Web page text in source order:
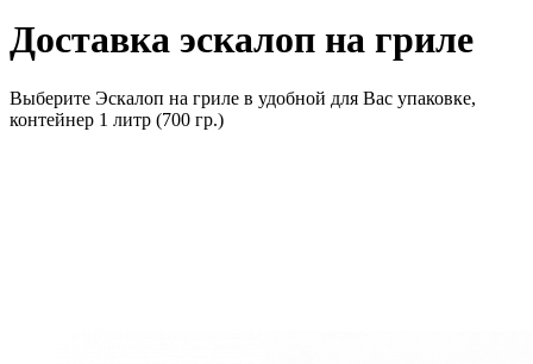
Доставка эскалоп на гриле
Выберите Эскалоп на гриле в удобной для Вас упаковке,
контейнер 1 литр (700 гр.)